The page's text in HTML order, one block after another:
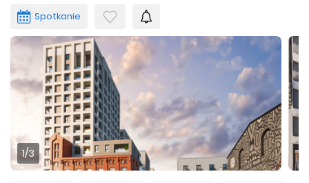
Spotkanie
1/3